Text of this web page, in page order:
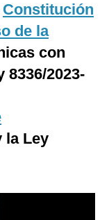
Constitución
de la
con
8336/2023-
la Ley